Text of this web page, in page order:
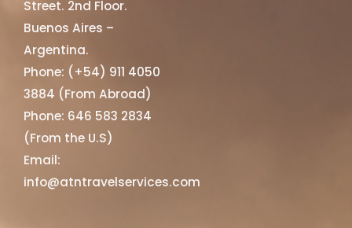
Street. 2nd Floor.
Buenos Aires –
Argentina.
Phone: (+54) 911 4050
3884 (From Abroad)
Phone: 646 583 2834
(From the U.S)
Email:
info@atntravelservices.com